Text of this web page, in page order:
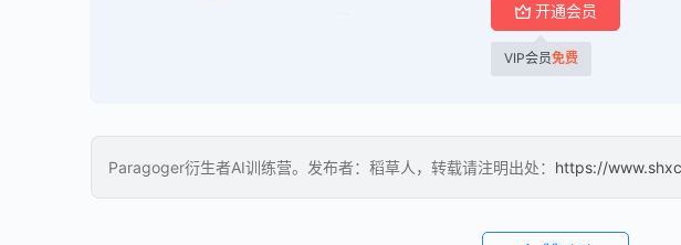
开通会员
VIP会员免费
Paragoger衍生者AI训练营。发布者：稻草人，转载请注明出处： https://